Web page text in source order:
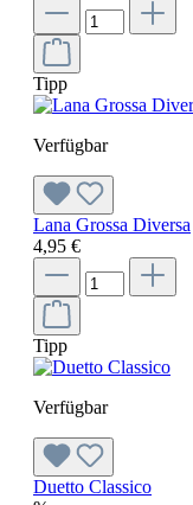
Tipp
Verfügbar
Lana Grossa Diversa
4,95 €
Tipp
Verfügbar
Duetto Classico